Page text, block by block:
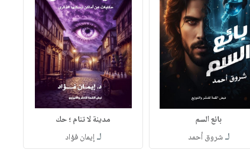
بائع السم
لـشروق أحمد
مدينة لا تنام ؛ حك
لـإيمان فؤاد